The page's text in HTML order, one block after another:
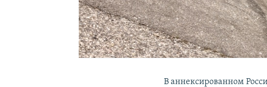
В аннексированном